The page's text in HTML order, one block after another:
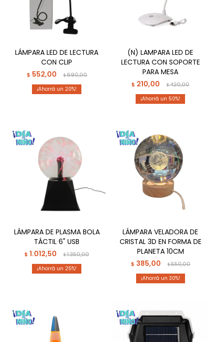
LÁMPARA LED DE LECTURA
CON CLIP
$ 552,00 $690,00
20
(N) LAMPARA LED DE
LECTURA CON SOPORTE
PARA MESA
$ 210,00 $420,00
50
LÁMPARA DE PLASMA BOLA
TÁCTIL 6" USB
$ 1.012,50 $1.350,00
25
LÁMPARA VELADORA DE
CRISTAL 3D EN FORMA DE
PLANETA 10CM
$ 385,00 $550,00
30